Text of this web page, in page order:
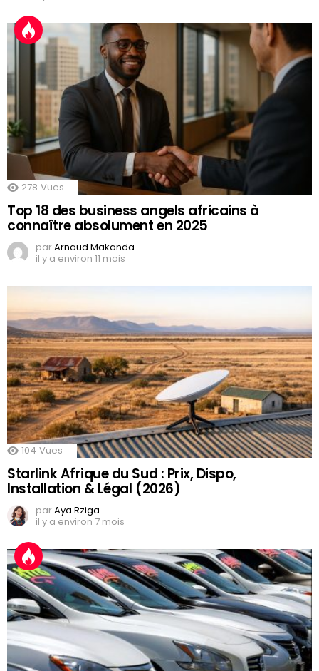
278 Vues
Top 18 des business angels africains à
connaître absolument en 2025
parArnaud Makanda
il y a environ 11 mois
104 Vues
Starlink Afrique du Sud : Prix, Dispo,
Installation & Légal (2026)
parAya Rziga
il y a environ 7 mois